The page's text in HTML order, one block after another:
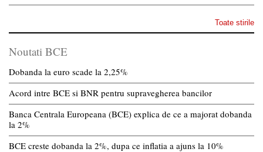
Toate stirile
Noutati BCE
Dobanda la euro scade la 2,25%
Acord intre BCE si BNR pentru supravegherea bancilor
Banca Centrala Europeana (BCE) explica de ce a majorat dobanda
la 2%
BCE creste dobanda la 2%, dupa ce inflatia a ajuns la 10%